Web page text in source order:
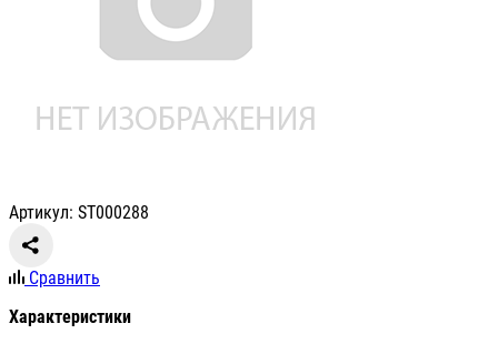
Артикул: ST000288
Сравнить
Характеристики